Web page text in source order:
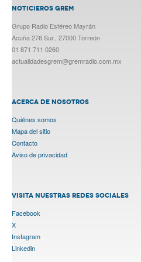
NOTICIEROS GREM
Grupo Radio Estéreo Mayrán
Acuña 276 Sur., 27000 Torreón
01 871 711 0260
actualidadesgrem@gremradio.com.mx
ACERCA DE NOSOTROS
Quiénes somos
Mapa del sitio
Contacto
Aviso de privacidad
VISITA NUESTRAS REDES SOCIALES
Facebook
X
Instagram
Linkedin